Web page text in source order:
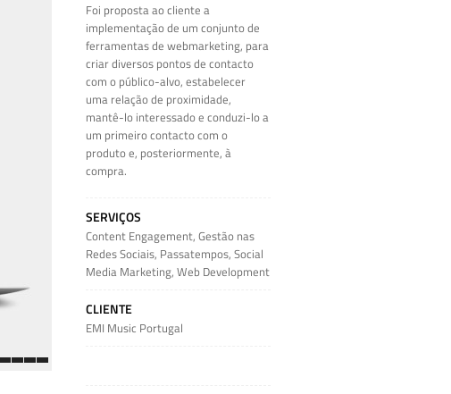
Foi proposta ao cliente a
implementação de um conjunto de
ferramentas de webmarketing, para
criar diversos pontos de contacto
com o público-alvo, estabelecer
uma relação de proximidade,
mantê-lo interessado e conduzi-lo a
um primeiro contacto com o
produto e, posteriormente, à
compra.
SERVIÇOS
Content Engagement,Gestão nas
Redes Sociais, Passatempos,Social
Media Marketing,Web Development
CLIENTE
EMI Music Portugal